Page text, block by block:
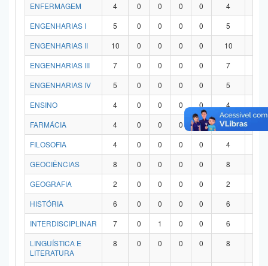
ENFERMAGEM
4 0 0 0 0 4
ENGENHARIAS I
5 0 0 0 0 5
ENGENHARIAS II
10 0 0 0 0 10
ENGENHARIAS III
7 0 0 0 0 7
ENGENHARIAS IV
5 0 0 0 0 5
ENSINO
4 0 0 0 0 4
FARMÁCIA
4 0 0 0 0 4
FILOSOFIA
4 0 0 0 0 4
GEOCIÊNCIAS
8 0 0 0 0 8
GEOGRAFIA
2 0 0 0 0 2
HISTÓRIA
6 0 0 0 0 6
INTERDISCIPLINAR
7 0 1 0 0 6
LINGUÍSTICA E
LITERATURA
8 0 0 0 0 8